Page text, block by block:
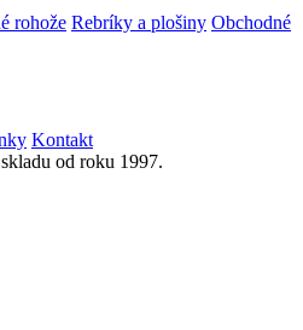
rohože Rebríky a plošiny Obchodné
Kontakt
od roku 1997.